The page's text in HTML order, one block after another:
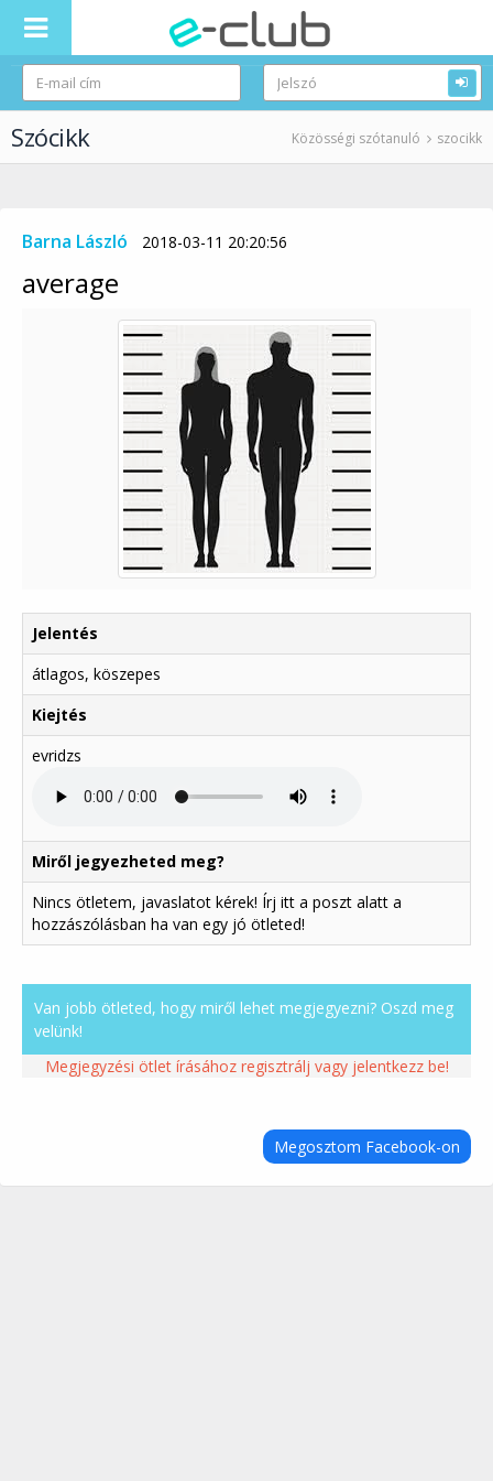
Szócikk Közösségi szótanuló szocikk
Barna László 2018-03-11 20:20:56
average
Jelentés
átlagos, köszepes
Kiejtés
evridzs
Miről jegyezheted meg?
Nincs ötletem, javaslatot kérek! Írj itt a poszt alatt a
hozzászólásban ha van egy jó ötleted!
Van jobb ötleted, hogy miről lehet megjegyezni? Oszd meg
velünk!
Megjegyzési ötlet írásához regisztrálj vagy jelentkezz be!
Megosztom Facebook-on